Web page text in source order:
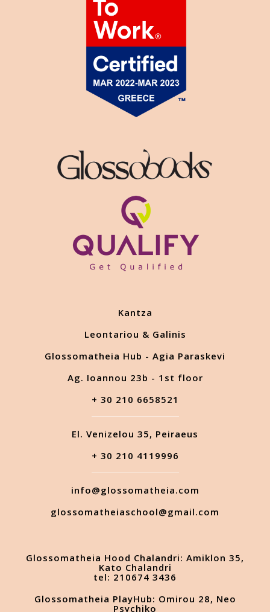
Kantza
Leontariou & Galinis
Glossomatheia Hub - Agia Paraskevi
Ag. Ioannou 23b - 1st floor
+ 30 210 6658521
El. Venizelou 35, Peiraeus
+ 30 210 4119996
info@glossomatheia.com
glossomatheiaschool@gmail.com
Glossomatheia Hood Chalandri: Amiklon 35,
Kato Chalandri
tel: 210674 3436
Glossomatheia PlayHub: Omirou 28, Neo
Psychiko